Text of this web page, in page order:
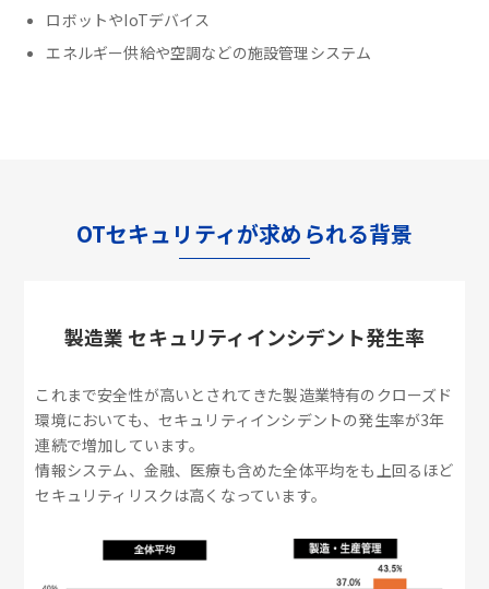
ロボットやIoTデバイス
エネルギー供給や空調などの施設管理システム
OTセキュリティが求められる背景
製造業 セキュリティインシデント発生率
これまで安全性が高いとされてきた製造業特有のクローズド
環境においても、セキュリティインシデントの発生率が3年
連続で増加しています。
情報システム、金融、医療も含めた全体平均をも上回るほど
セキュリティリスクは高くなっています。